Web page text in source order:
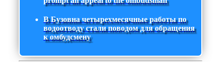
В Бузовна четырехмесячные работы по
водоотводу стали поводом для обращения
к омбудсмену